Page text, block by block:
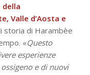
della
Valle d’Aosta e
storia di Harambèe
«Questo
esperienze
e di nuovi